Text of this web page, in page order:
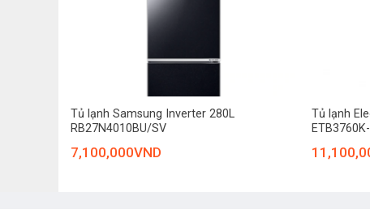
Bên trong ngăn mát của chiếc tủ lạnh này, Electrolux
ổn định -2°C. Ở nhiệt độ này, thực phẩm sẽ được
Tủ lạnh Samsung Inverter 280L
RB27N4010BU/SV
7,100,000VND
Tủ lạnh